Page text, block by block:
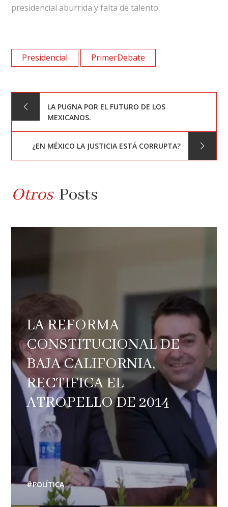
presidencial aburrida y falta de talento.
Presidencial PrimerDebate
Navegación
de
entradas
LA PUGNA POR EL FUTURO DE LOS
MEXICANOS.
¿EN MÉXICO LA JUSTICIA ESTÁ CORRUPTA?
Otros Posts
LA REFORMA
CONSTITUCIONAL DE
BAJA CALIFORNIA,
RECTIFICA EL
ATROPELLO DE 2014
POLÍTICA